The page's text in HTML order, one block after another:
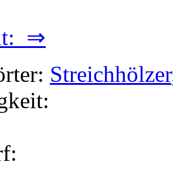
⇒
Streichhölzer